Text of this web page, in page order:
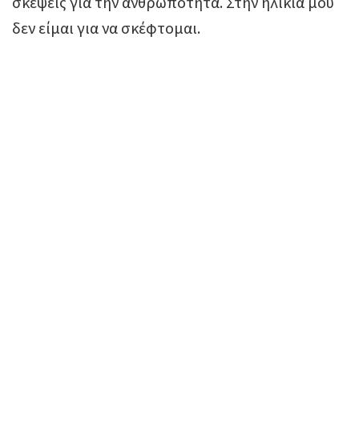
δεν είμαι για να σκέφτομαι.